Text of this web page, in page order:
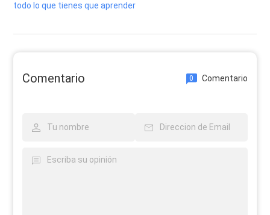
todo lo que tienes que aprender
Comentario 0 Comentario